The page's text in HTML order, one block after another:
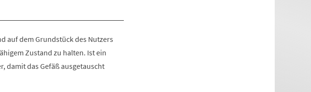
auf dem Grundstück des Nutzers
Zustand zu halten. Ist ein
damit das Gefäß ausgetauscht